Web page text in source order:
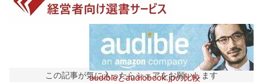
audibleとaudiobook.jpの比較
この記事が気に入ったらシェアをお願いします